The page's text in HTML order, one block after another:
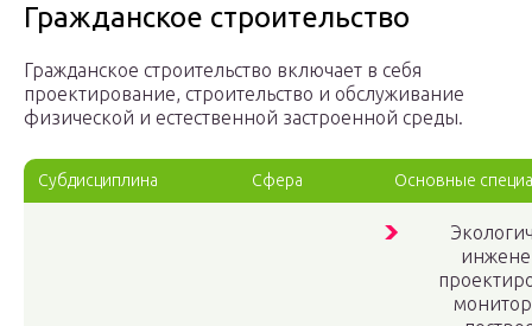
Гражданское строительство
Гражданское строительство включает в себя
проектирование, строительство и обслуживание
физической и естественной застроенной среды.
Субдисциплина Сфера Основные